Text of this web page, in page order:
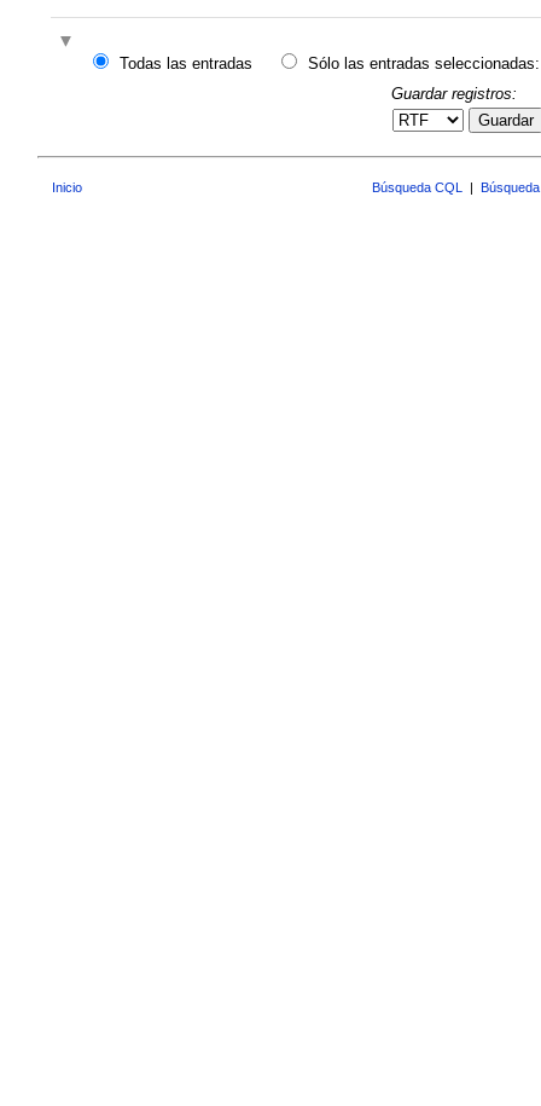
Todas las entradas
Sólo las entradas seleccionadas:
Guardar registros:
Guardar
Inicio Búsqueda CQL